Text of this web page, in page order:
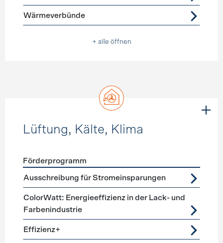
Wärmeverbünde
+ alle öffnen
Lüftung, Kälte, Klima
Förderprogramme Lüftung, Kälte, Klima
Förderprogramm
Ausschreibung für Stromeinsparungen
ColorWatt: Energieeffizienz in der Lack- und
Farbenindustrie
Effizienz+